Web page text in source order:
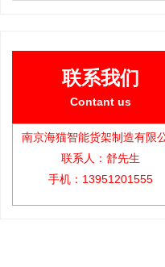
联系我们
Contant us
南京海猫智能货架制造有限
联系人：舒先生
手机：13951201555